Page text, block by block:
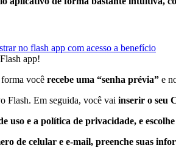
app!
você recebe uma “senha prévia” e
Flash. Em seguida, você vai inserir o seu
uso e a política de privacidade, e
de celular e e-mail, preenche suas